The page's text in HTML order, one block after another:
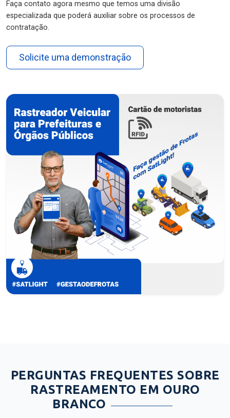
Faça contato agora mesmo que temos uma divisão
especializada que poderá auxiliar sobre os processos de
contratação.
Solicite uma demonstração
PERGUNTAS FREQUENTES SOBRE
RASTREAMENTO EM OURO
BRANCO